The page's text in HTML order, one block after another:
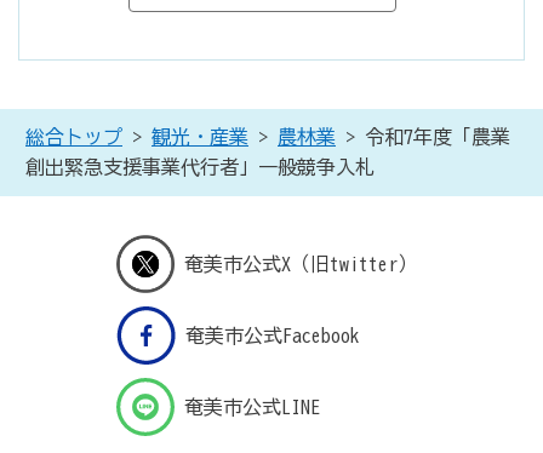
総合トップ > 観光・産業 > 農林業 > 令和7年度「農業
創出緊急支援事業代行者」一般競争入札
奄美市公式X（旧twitter）
奄美市公式Facebook
奄美市公式LINE